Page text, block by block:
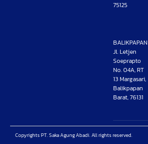
75125
BALIKPAPAN
Jl. Letjen
Soeprapto
No. 04A, RT
13 Margasari,
Balikpapan
Barat, 76131
Copyrights PT. Saka Agung Abadi. All rights reserved.